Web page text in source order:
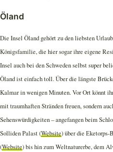
Öland
Die Insel Öland gehört zu den liebsten
Königsfamilie, die hier sogar ihre eigene
Insel auch bei den Schweden selbst super
Öland ist einfach toll. Über die längste
Kalmar in wenigen Minuten. Vor Ort könnt
mit traumhaften Stränden freuen, sondern
Sehenswürdigkeiten – angefangen beim
Solliden Palast (Website) über die Eketorps-
(Website) bis hin zum Weltnaturerbe, dem